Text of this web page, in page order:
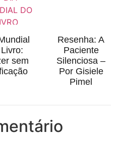
sem
Resenha: A
Paciente
Silenciosa –
Por Gisiele
Pimel